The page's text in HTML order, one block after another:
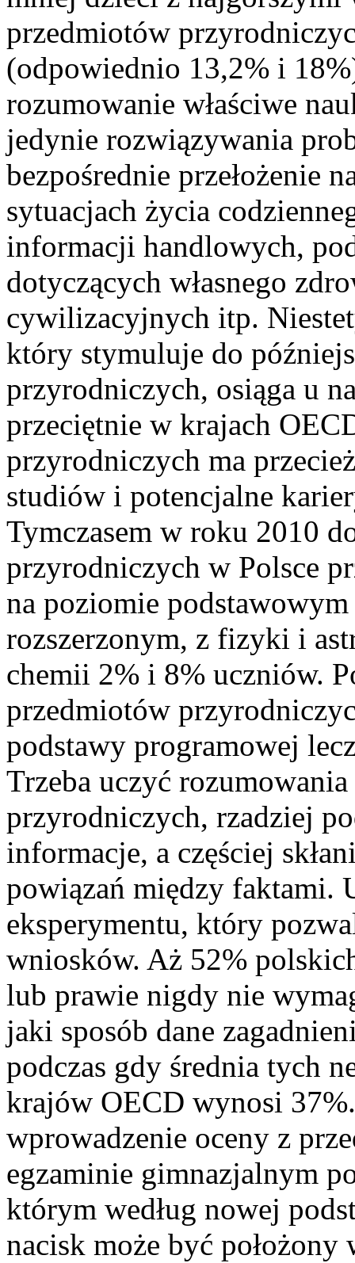
przedmiotów
(odpowiednio 13,2% i
rozumowanie właściwe
jedynie rozwiązywania
bezpośrednie przełożenie
sytuacjach życia
informacji handlowych,
dotyczących własnego
cywilizacyjnych itp.
który stymuluje do
przyrodniczych, osiąga u
przeciętnie w krajach
przyrodniczych ma
studiów i potencjalne
Tymczasem w roku 2010
przyrodniczych w Polsce
na poziomie
rozszerzonym, z fizyki i
chemii 2% i 8% uczniów.
przedmiotów
podstawy programowej
Trzeba uczyć
przyrodniczych, rzadziej
informacje, a częściej
powiązań między faktami.
eksperymentu, który
wniosków. Aż 52%
lub prawie nigdy nie
jaki sposób dane
podczas gdy średnia tych
krajów OECD wynosi
wprowadzenie oceny z
egzaminie gimnazjalnym
którym według nowej
nacisk może być położony